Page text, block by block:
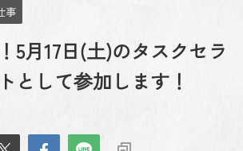
事
5月17日(土)のタスクセラ
として参加します！